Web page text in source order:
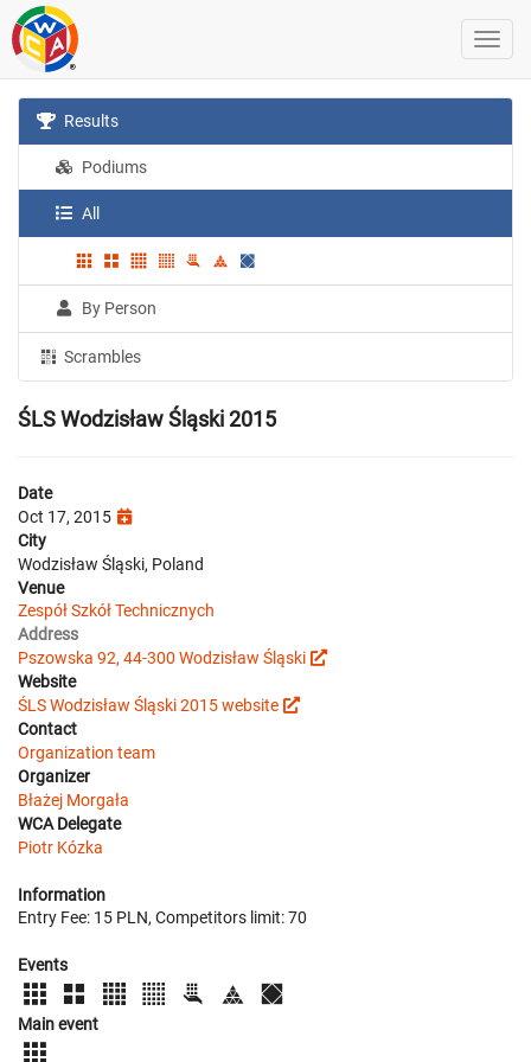
Results
Podiums
All
By Person
Scrambles
ŚLS Wodzisław Śląski 2015
Date
Oct 17, 2015
City
Wodzisław Śląski, Poland
Venue
Zespół Szkół Technicznych
Address
Pszowska 92, 44-300 Wodzisław Śląski
Website
ŚLS Wodzisław Śląski 2015 website
Contact
Organization team
Organizer
Błażej Morgała
WCA Delegate
Piotr Kózka
Information
Entry Fee: 15 PLN, Competitors limit: 70
Events
Main event